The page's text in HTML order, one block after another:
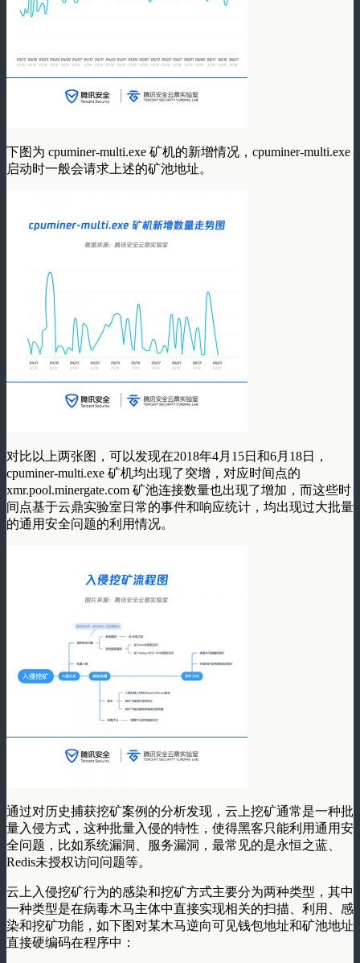
下图为 cpuminer-multi.exe 矿机的新增情况，cpuminer-multi.exe
启动时一般会请求上述的矿池地址。
对比以上两张图，可以发现在2018年4月15日和6月18日，
cpuminer-multi.exe 矿机均出现了突增，对应时间点的
xmr.pool.minergate.com 矿池连接数量也出现了增加，而这些时
间点基于云鼎实验室日常的事件和响应统计，均出现过大批量
的通用安全问题的利用情况。
通过对历史捕获挖矿案例的分析发现，云上挖矿通常是一种批
量入侵方式，这种批量入侵的特性，使得黑客只能利用通用安
全问题，比如系统漏洞、服务漏洞，最常见的是永恒之蓝、
Redis未授权访问问题等。
云上入侵挖矿行为的感染和挖矿方式主要分为两种类型，其中
一种类型是在病毒木马主体中直接实现相关的扫描、利用、感
染和挖矿功能，如下图对某木马逆向可见钱包地址和矿池地址
直接硬编码在程序中：